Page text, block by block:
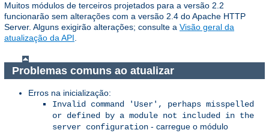
Muitos módulos de terceiros projetados para a versão 2.2
funcionarão sem alterações com a versão 2.4 do Apache HTTP
Server. Alguns exigirão alterações; consulte a Visão geral da
atualização da API
Problemas comuns ao atualizar
Erros na inicialização:
Invalid command 'User', perhaps misspelled
or defined by a module not included in the
server configuration - carregue o módulo